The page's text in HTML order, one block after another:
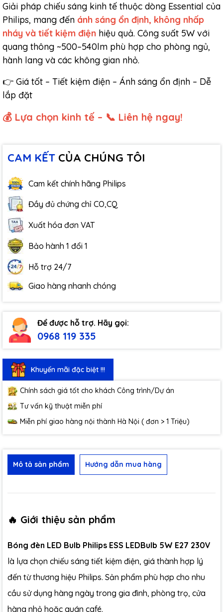
Giải pháp chiếu sáng kinh tế thuộc dòng Essential của
Philips, mang đến ánh sáng ổn định, không nhấp
nháy và tiết kiệm điện hiệu quả. Công suất 5W với
quang thông ~500–540lm phù hợp cho phòng ngủ,
hành lang và các không gian nhỏ.
👉 Giá tốt – Tiết kiệm điện – Ánh sáng ổn định – Dễ
lắp đặt
💰 Lựa chọn kinh tế – 📞 Liên hệ ngay!
CAM KẾT CỦA CHÚNG TÔI
Cam kết chính hãng Philips
Đầy đủ chứng chỉ CO,CQ
Xuất hóa đơn VAT
Bảo hành 1 đổi 1
Hỗ trợ 24/7
Giao hàng nhanh chóng
Để được hỗ trợ. Hãy gọi:
0968 119 335
Khuyến mãi đặc biệt !!!
Chính sách giá tốt cho khách Công trình/Dự án
Tư vấn kỹ thuật miễn phí
Miễn phí giao hàng nội thành Hà Nội ( đơn > 1 Triệu)
Mô tả sản phẩm Hướng dẫn mua hàng
🔥 Giới thiệu sản phẩm
Bóng đèn LED Bulb Philips ESS LEDBulb 5W E27 230V
là lựa chọn chiếu sáng tiết kiệm điện, giá thành hợp lý
đến từ thương hiệu Philips. Sản phẩm phù hợp cho nhu
cầu sử dụng hàng ngày trong gia đình, phòng trọ, cửa
hàng nhỏ hoặc quán café.